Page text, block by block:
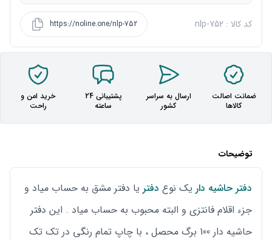
کد کالا : nlp-752 https://noline.one/nlp-752
ضمانت اصالت
کالاها
ارسال به سراسر
کشور
پشتیبانی 24
ساعته
خرید امن و
راحت
توضیحات
دفتر حاشیه دار یک نوع دفتر یا دفتر مشق به حساب میاد و
جزء اقلام فانتزی و البته محبوب به حساب میاد . این دفتر
حاشیه دار 100 برگ محصل ، با چاپ تمام رنگی در تک تک